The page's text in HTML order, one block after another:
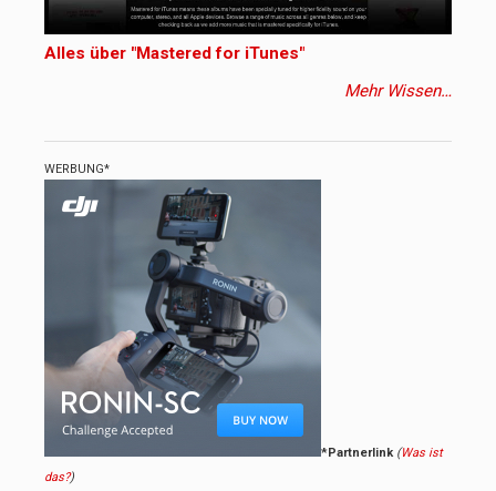
Alles über "Mastered for iTunes"
Mehr Wissen…
WERBUNG*
*Partnerlink (Was ist
das?)